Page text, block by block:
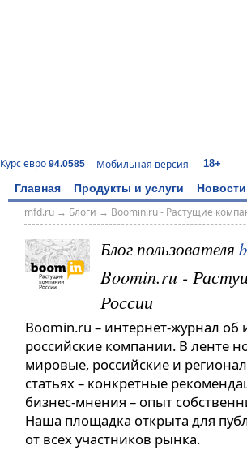
Курс евро 94.0585 Мобильная версия 18+
Главная Продукты и услуги Новости
mfd.ru→ Блоги → Boomin.ru - Растущие
Блог пользователя
Boomin.ru -
России
Boomin.ru – интернет-журнал об
российские компании. В ленте
мировые, российские и
статьях – конкретные
бизнес-мнения – опыт
Наша площадка открыта для
от всех участников рынка.